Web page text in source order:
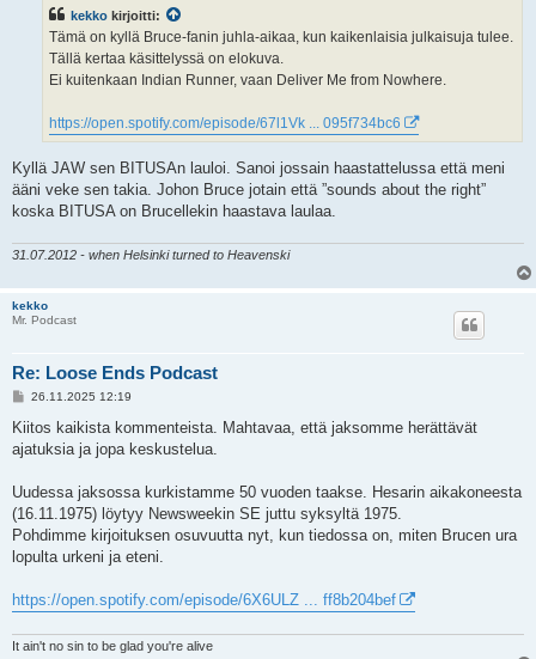
kekko kirjoitti:
Tämä on kyllä Bruce-fanin juhla-aikaa, kun kaikenlaisia julkaisuja tulee.
Tällä kertaa käsittelyssä on elokuva.
Ei kuitenkaan Indian Runner, vaan Deliver Me from Nowhere.
https://open.spotify.com/episode/67l1Vk ... 095f734bc6
Kyllä JAW sen BITUSAn lauloi. Sanoi jossain haastattelussa että meni
ääni veke sen takia. Johon Bruce jotain että ”sounds about the right”
koska BITUSA on Brucellekin haastava laulaa.
31.07.2012 - when Helsinki turned to Heavenski
kekko
Mr. Podcast
Re: Loose Ends Podcast
V
e
t
26.11.2025 12:19
Kiitos kaikista kommenteista. Mahtavaa, että jaksomme herättävät
ajatuksia ja jopa keskustelua.
Uudessa jaksossa kurkistamme 50 vuoden taakse. Hesarin aikakoneesta
(16.11.1975) löytyy Newsweekin SE juttu syksyltä 1975.
Pohdimme kirjoituksen osuvuutta nyt, kun tiedossa on, miten Brucen ura
lopulta urkeni ja eteni.
https://open.spotify.com/episode/6X6ULZ ... ff8b204bef
It ain't no sin to be glad you're alive